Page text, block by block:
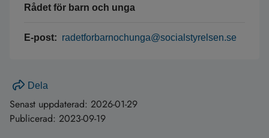
Rådet för barn och unga
E-post: radetforbarnochunga@socialstyrelsen.se
Dela
Senast uppdaterad: 2026-01-29
Publicerad: 2023-09-19